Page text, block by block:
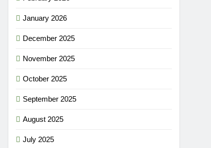
January 2026
December 2025
November 2025
October 2025
September 2025
August 2025
July 2025